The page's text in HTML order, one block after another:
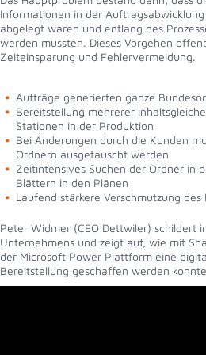
Informationen in der
abgelegt waren und entlang des
werden mussten. Dieses Vorgehen
Zeiteinsparung und Fehlervermeidung.
Aufträge generierten ganze
Bereitstellung mehrerer
Stationen in der Produktion
Bei Änderungen durch die Kunden
Ordnern ausgetauscht werden
Zeitintensives Suchen der Ordner in
Blättern in den Plänen
Laufend stärkere Verschmutzung des
Peter Widmer (CEO Dettwiler) schildert
Unternehmens und zeigt auf, wie mit
der Microsoft Power Plattform eine
Bereitstellung geschaffen werden